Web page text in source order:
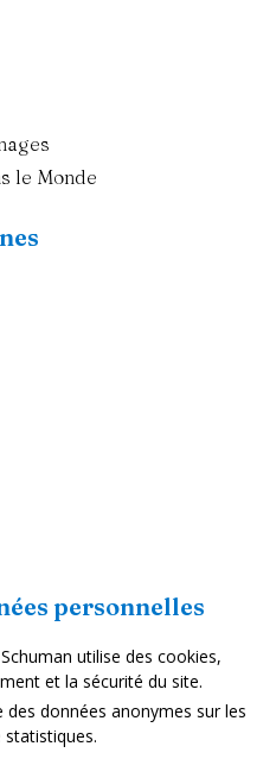
personnelles
utilise des cookies,
et la sécurité du site.
données anonymes sur les
le Monde